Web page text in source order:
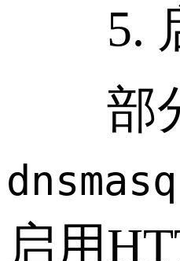
5. 启
部分
dnsmasq
启用